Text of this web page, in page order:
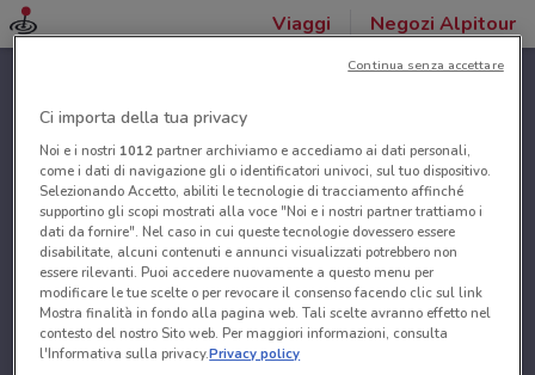
Viaggi Negozi Alpitour
Ci importa della tua privacy
Noi e i nostri 1012partner archiviamo e accediamo ai dati personali,
come i dati di navigazione gli o identificatori univoci, sul tuo dispositivo.
Selezionando Accetto, abiliti le tecnologie di tracciamento affinché
supportino gli scopi mostrati alla voce "Noi e i nostri partner trattiamo i
dati da fornire". Nel caso in cui queste tecnologie dovessero essere
disabilitate, alcuni contenuti e annunci visualizzati potrebbero non
essere rilevanti. Puoi accedere nuovamente a questo menu per
modificare le tue scelte o per revocare il consenso facendo clic sul link
Mostra finalità in fondo alla pagina web. Tali scelte avranno effetto nel
contesto del nostro Sito web. Per maggiori informazioni, consulta
l'Informativa sulla privacy.Privacy policy
Continua senza accettare